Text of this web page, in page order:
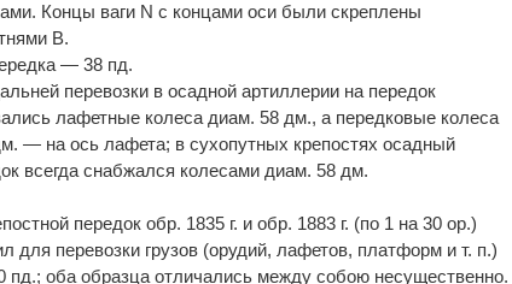
Концы ваги N с концами оси были скреплены
В.
— 38 пд.
перевозки в осадной артиллерии на передок
лафетные колеса диам. 58 дм., а передковые колеса
— на ось лафета; в сухопутных крепостях осадный
всегда снабжался колесами диам. 58 дм.
передок обр. 1835 г. и обр. 1883 г. (по 1 на 30 ор.)
для перевозки грузов (орудий, лафетов, платформ и т. п.)
пд.; оба образца отличались между собою несущественно.